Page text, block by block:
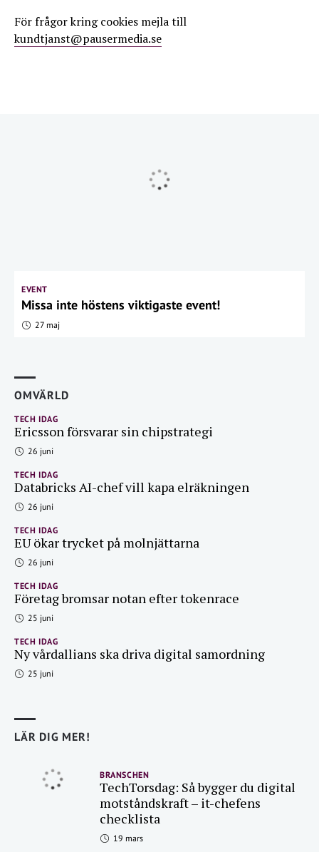
För frågor kring cookies mejla till
kundtjanst@pausermedia.se
EVENT
Missa inte höstens viktigaste event!
27 maj
OMVÄRLD
TECH IDAG
Ericsson försvarar sin chipstrategi
26 juni
TECH IDAG
Databricks AI-chef vill kapa elräkningen
26 juni
TECH IDAG
EU ökar trycket på molnjättarna
26 juni
TECH IDAG
Företag bromsar notan efter tokenrace
25 juni
TECH IDAG
Ny vårdallians ska driva digital samordning
25 juni
LÄR DIG MER!
BRANSCHEN
TechTorsdag: Så bygger du digital
motståndskraft – it-chefens
checklista
19 mars